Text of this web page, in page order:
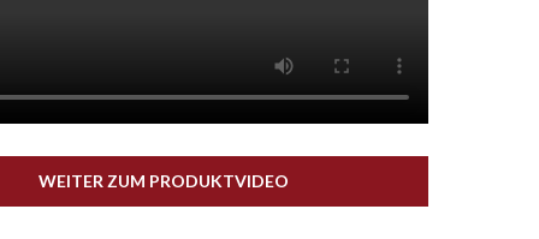
WEITER ZUM PRODUKTVIDEO